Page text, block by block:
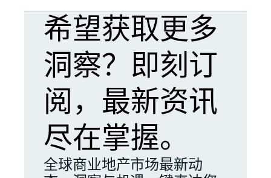
希望获取更多
洞察？即刻订
阅，最新资讯
尽在掌握。
全球商业地产市场最新动